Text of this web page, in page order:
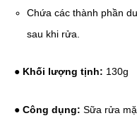
Chứa các thành phần
sau khi rửa.
● Khối lượng tịnh: 130g
● Công dụng: Sữa rửa